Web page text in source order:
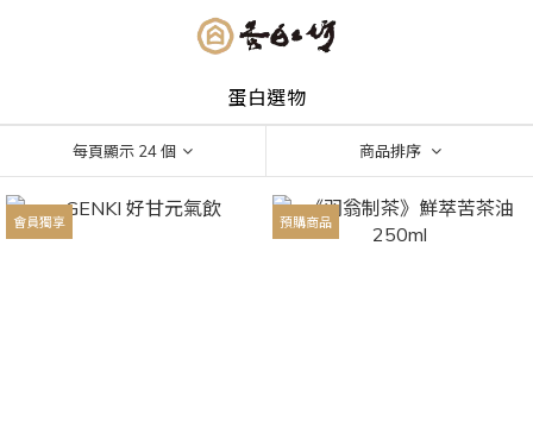
蛋白選物
每頁顯示 24 個 商品排序
會員獨享 預購商品